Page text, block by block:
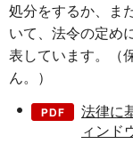
処分をするか、ま
いて、法令の定め
表しています。（
ん。）
法律に
ィンド